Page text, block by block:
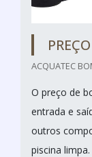
ACQUATEC
O preço de
entrada e
outros
piscina limpa.